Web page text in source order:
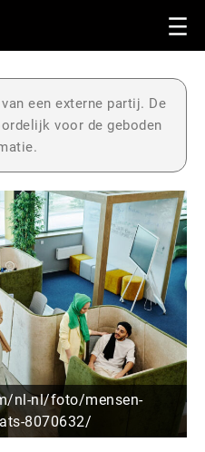
een externe partij. De
voor de geboden
nl-nl/foto/mensen-
8070632/